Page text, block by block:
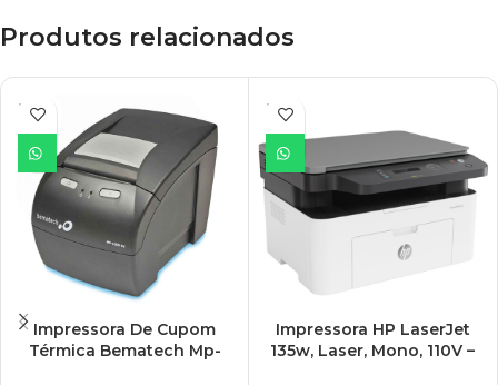
Produtos relacionados
ESGO
TADO
Impressora De Cupom
Térmica Bematech Mp-
ESGO
TADO
Impressora HP LaserJet
135w, Laser, Mono, 110V –